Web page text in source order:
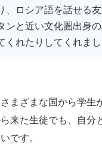
、ロシア語を話せる
ンと近い文化圏出身
くれたりしてくれまし
まざまな国から学生
来た生徒でも、自分
です。